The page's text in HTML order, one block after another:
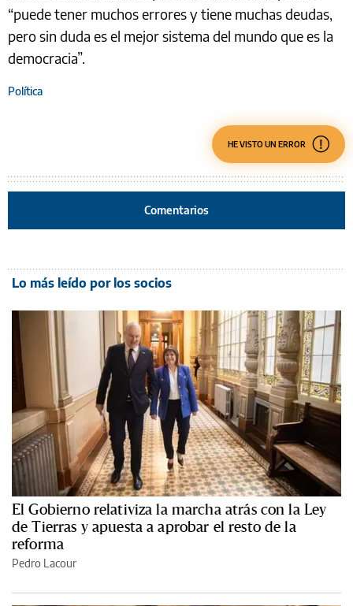
“puede tener muchos errores y tiene muchas deudas,
pero sin duda es el mejor sistema del mundo que es la
democracia”.
Política
HE VISTO UN ERROR
Comentarios
Lo más leído por los socios
El Gobierno relativiza la marcha atrás con la Ley
de Tierras y apuesta a aprobar el resto de la
reforma
Pedro Lacour